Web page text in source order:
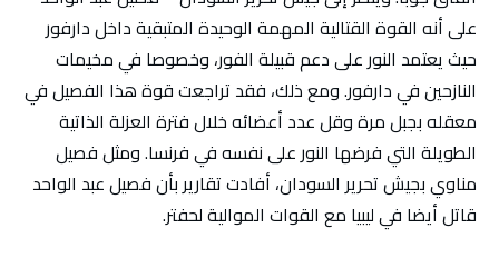
على أنه القوة القتالية المهمة الوحيدة المتبقية داخل دارفور
حيث يعتمد النور على دعم قبيلة الفور، وخصوصا في مخيمات
النازحين في دارفور. ومع ذلك، فقد تراجعت قوة هذا الفصيل في
معقله بجبل مرة وقل عدد أعضائه خلال فترة العزلة الذاتية
الطويلة التي فرضها النور على نفسه في فرنسا. ومثل فصيل
مناوي بجيش تحرير السودان، أفادت تقارير بأن فصيل عبد الواحد
قاتل أيضا في ليبيا مع القوات الموالية لحفتر.